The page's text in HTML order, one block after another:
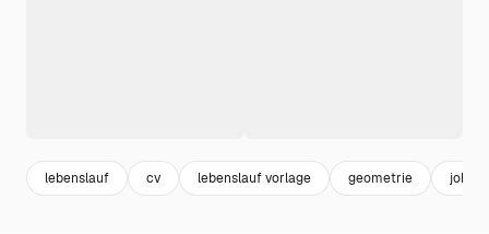
lebenslauf cv lebenslauf vorlage geometrie job